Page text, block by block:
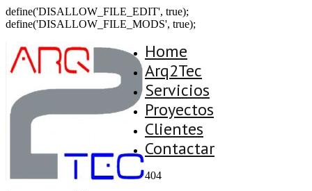
define('DISALLOW_FILE_EDIT', true);
define('DISALLOW_FILE_MODS', true);
Home
Arq2Tec
Servicios
Proyectos
Clientes
Contactar
404